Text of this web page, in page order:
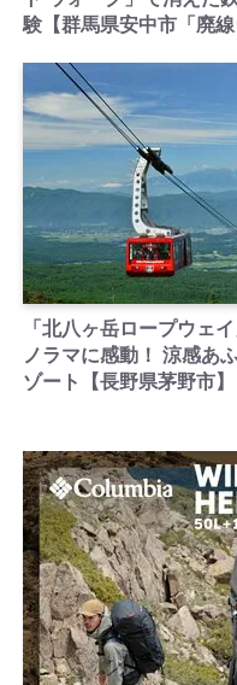
験【群馬県安中市「廃線
「北八ヶ岳ロープウェ
ノラマに感動！ 涼感あ
ゾート【長野県茅野市】